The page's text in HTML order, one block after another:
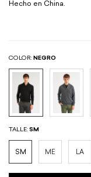
Hecho en China.
COLOR: NEGRO
TALLE:SM
SM ME LA